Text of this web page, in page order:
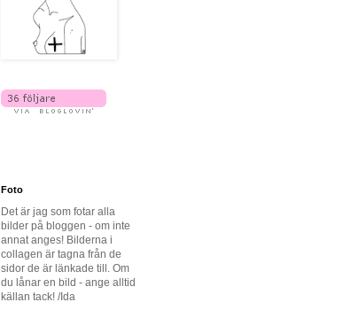
Foto
Det är jag som fotar alla
bilder på bloggen - om inte
annat anges! Bilderna i
collagen är tagna från de
sidor de är länkade till. Om
du lånar en bild - ange alltid
källan tack! /Ida